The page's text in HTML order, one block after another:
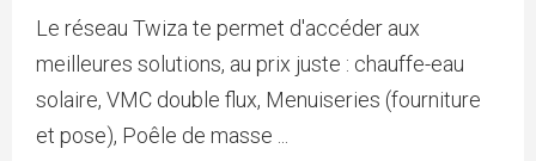
Le réseau Twiza te permet d'accéder aux
meilleures solutions, au prix juste : chauffe-eau
solaire, VMC double flux, Menuiseries (fourniture
et pose), Poêle de masse ...